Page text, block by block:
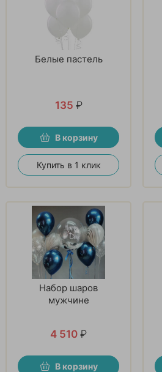
Белые пастель
135 ₽
В корзину
Купить в 1 клик
Набор шаров
мужчине
4 510 ₽
В корзину